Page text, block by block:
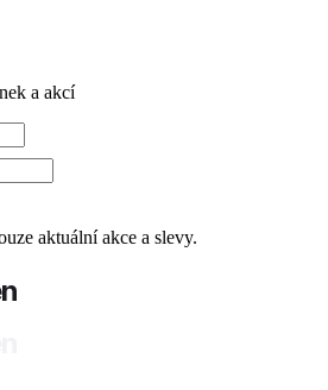
a akcí
aktuální akce a slevy.